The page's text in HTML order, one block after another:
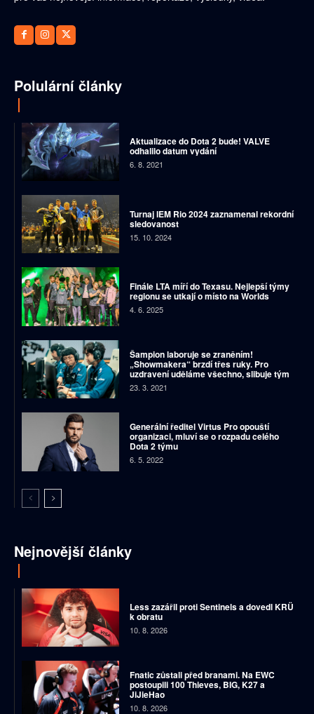
Polulární články
Aktualizace do Dota 2 bude! VALVE
odhalilo datum vydání
6. 8. 2021
Turnaj IEM Rio 2024 zaznamenal rekordní
sledovanost
15. 10. 2024
Finále LTA míří do Texasu. Nejlepší týmy
regionu se utkají o místo na Worlds
4. 6. 2025
Šampion laboruje se zraněním!
„Showmakera“ brzdí třes ruky. Pro
uzdravení uděláme všechno, slibuje tým
23. 3. 2021
Generální ředitel Virtus Pro opouští
organizaci, mluví se o rozpadu celého
Dota 2 týmu
6. 5. 2022
Nejnovější články
Less zazářil proti Sentinels a dovedl KRÜ
k obratu
10. 8. 2026
Fnatic zůstali před branami. Na EWC
postoupili 100 Thieves, BIG, K27 a
JiJieHao
10. 8. 2026